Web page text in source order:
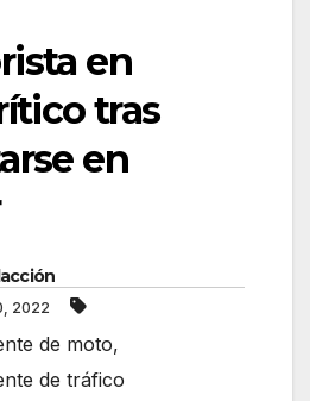
en
tras
en
2022
de moto,
de tráfico